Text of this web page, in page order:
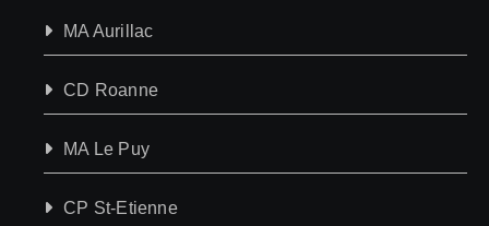
MA Aurillac
CD Roanne
MA Le Puy
CP St-Etienne